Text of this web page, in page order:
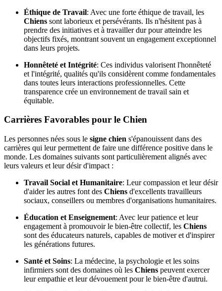
Éthique de Travail: Avec une forte éthique de travail, les
Chiens sont laborieux et persévérants. Ils n'hésitent pas à
prendre des initiatives et à travailler dur pour atteindre les
objectifs fixés, montrant souvent un engagement exceptionnel
dans leurs projets.
Honnêteté et Intégrité: Ces individus valorisent l'honnêteté
et l'intégrité, qualités qu'ils considèrent comme fondamentales
dans toutes leurs interactions professionnelles. Cette
transparence crée un environnement de travail sain et
équitable.
Carrières Favorables pour le Chien
Les personnes nées sous le signe chien s'épanouissent dans des
carrières qui leur permettent de faire une différence positive dans le
monde. Les domaines suivants sont particulièrement alignés avec
leurs valeurs et leur désir d'impact :
Travail Social et Humanitaire: Leur compassion et leur désir
d'aider les autres font des Chiens d'excellents travailleurs
sociaux, conseillers ou membres d'organisations humanitaires.
Éducation et Enseignement: Avec leur patience et leur
engagement à promouvoir le bien-être collectif, les Chiens
sont des éducateurs naturels, capables de motiver et d'inspirer
les générations futures.
Santé et Soins: La médecine, la psychologie et les soins
infirmiers sont des domaines où les Chiens peuvent exercer
leur empathie et leur dévouement pour le bien-être d'autrui.